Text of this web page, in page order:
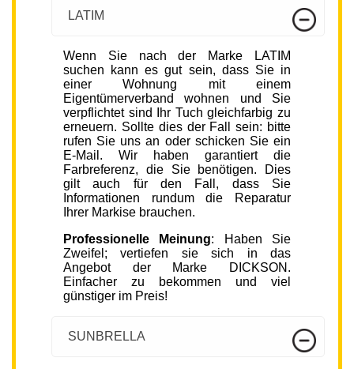
LATIM
Wenn Sie nach der Marke LATIM
suchen kann es gut sein, dass Sie in
einer Wohnung mit einem
Eigentümerverband wohnen und Sie
verpflichtet sind Ihr Tuch gleichfarbig zu
erneuern. Sollte dies der Fall sein: bitte
rufen Sie uns an oder schicken Sie ein
E-Mail. Wir haben garantiert die
Farbreferenz, die Sie benötigen. Dies
gilt auch für den Fall, dass Sie
Informationen rundum die Reparatur
Ihrer Markise brauchen.
Professionelle Meinung: Haben Sie
Zweifel; vertiefen sie sich in das
Angebot der Marke DICKSON.
Einfacher zu bekommen und viel
günstiger im Preis!
SUNBRELLA